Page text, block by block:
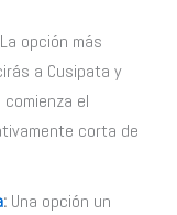
opción más
a Cusipata y
el
corta de
:Una opción un